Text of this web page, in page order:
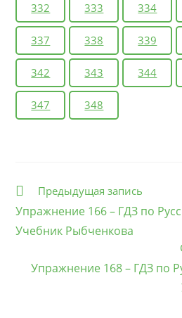
332 333 334
337 338 339
342 343 344
347 348
Еще
Предыдущая запись
Упражнение 166 – ГДЗ по
Учебник Рыбченкова
Упражнение 168 – ГДЗ по